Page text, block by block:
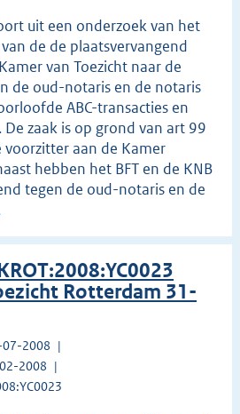
uit een onderzoek van het
de de plaatsvervangend
van Toezicht naar de
de oud-notaris en de notaris
ABC-transacties en
zaak is op grond van art 99
aan de Kamer
hebben het BFT en de KNB
tegen de oud-notaris en de
Rotterdam 31-
2008
2008